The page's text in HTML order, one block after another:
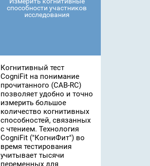
способности участников
исследования
Когнитивный тест
CogniFit на понимание
прочитанного (CAB-RC)
позволяет удобно и точно
измерить большое
количество когнитивных
способностей, связанных
с чтением. Технология
CogniFit ("КогниФит") во
время тестирования
учитывает тысячи
переменных для